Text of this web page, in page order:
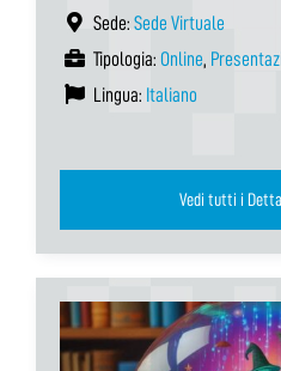
Sede: Sede Virtuale
Tipologia: Online,
Lingua: Italiano